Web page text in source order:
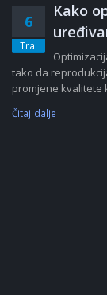
6
Tra.
Kako
tako da
promjene kvalitete
Čitaj dalje